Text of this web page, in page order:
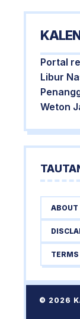
Portal
Libur
Weton
ABOUT
TERMS
© 2026